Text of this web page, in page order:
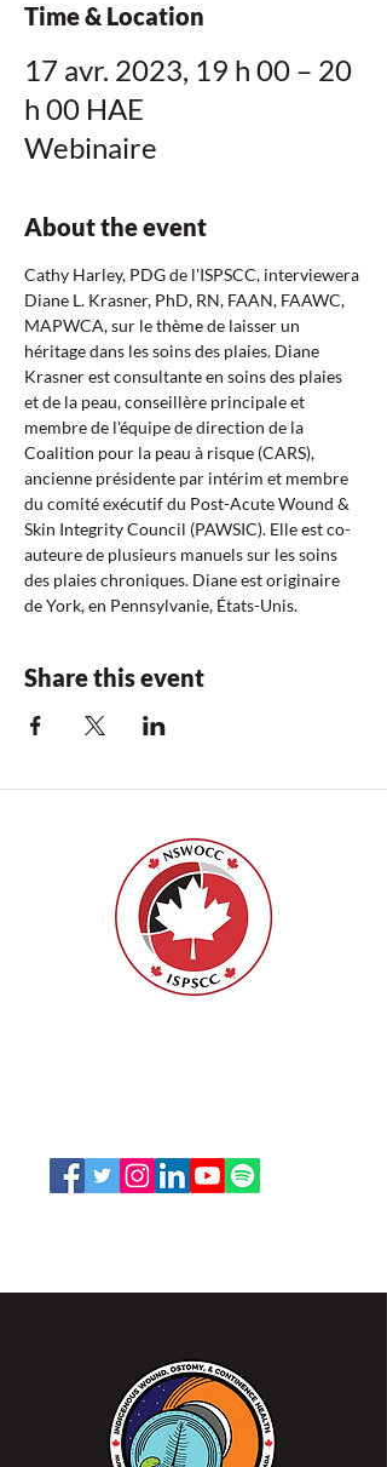
Time & Location
17 avr. 2023, 19 h 00 – 20
h 00 HAE
Webinaire
About the event
Cathy Harley, PDG de l'ISPSCC, interviewera
Diane L. Krasner, PhD, RN, FAAN, FAAWC,
MAPWCA, sur le thème de laisser un
héritage dans les soins des plaies. Diane
Krasner est consultante en soins des plaies
et de la peau, conseillère principale et
membre de l'équipe de direction de la
Coalition pour la peau à risque (CARS),
ancienne présidente par intérim et membre
du comité exécutif du Post-Acute Wound &
Skin Integrity Council (PAWSIC). Elle est co-
auteure de plusieurs manuels sur les soins
des plaies chroniques. Diane est originaire
de York, en Pennsylvanie, États-Unis.
Share this event